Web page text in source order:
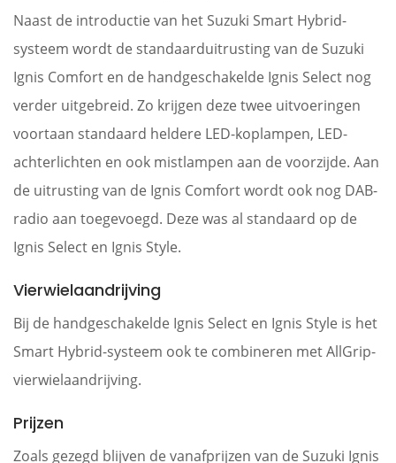
Naast de introductie van het Suzuki Smart Hybrid-
systeem wordt de standaarduitrusting van de Suzuki
Ignis Comfort en de handgeschakelde Ignis Select nog
verder uitgebreid. Zo krijgen deze twee uitvoeringen
voortaan standaard heldere LED-koplampen, LED-
achterlichten en ook mistlampen aan de voorzijde. Aan
de uitrusting van de Ignis Comfort wordt ook nog DAB-
radio aan toegevoegd. Deze was al standaard op de
Ignis Select en Ignis Style.
Vierwielaandrijving
Bij de handgeschakelde Ignis Select en Ignis Style is het
Smart Hybrid-systeem ook te combineren met AllGrip-
vierwielaandrijving.
Prijzen
Zoals gezegd blijven de vanafprijzen van de Suzuki Ignis